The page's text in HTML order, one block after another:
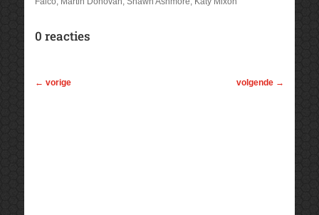
0 reacties
← vorige volgende →